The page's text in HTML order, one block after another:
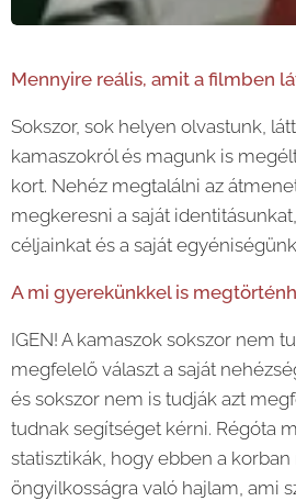
Mennyire reális, amit a filmben
Sokszor, sok helyen olvastunk,
kamaszokról és magunk is
kort. Nehéz megtalálni az
megkeresni a saját
céljainkat és a saját
A mi gyerekünkkel is
IGEN! A kamaszok sokszor nem
megfelelő választ a saját
és sokszor nem is tudják azt
tudnak segítséget kérni. Régóta
statisztikák, hogy ebben a
öngyilkosságra való hajlam, ami